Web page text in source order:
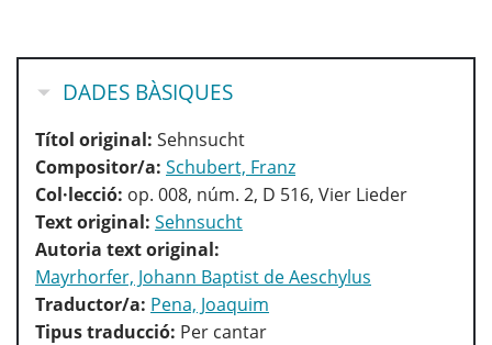
OCULTA
DADES BÀSIQUES
Títol original: Sehnsucht
Compositor/a: Schubert, Franz
Col·lecció: op. 008, núm. 2, D 516, Vier Lieder
Text original: Sehnsucht
Autoria text original:
Mayrhorfer, Johann Baptist de Aeschylus
Traductor/a: Pena, Joaquim
Tipus traducció: Per cantar